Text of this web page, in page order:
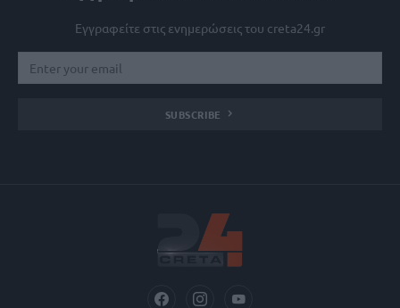
Εγγραφείτε στις ενημερώσεις του creta24.gr
SUBSCRIBE